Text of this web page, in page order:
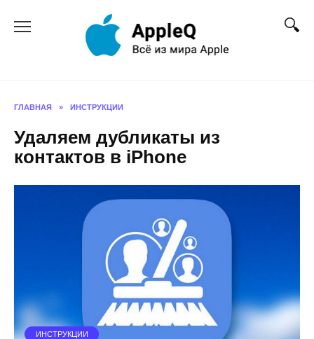
ГЛАВНАЯ » ИНСТРУКЦИИ
Удаляем дубликаты из
контактов в iPhone
ИНСТРУКЦИИ